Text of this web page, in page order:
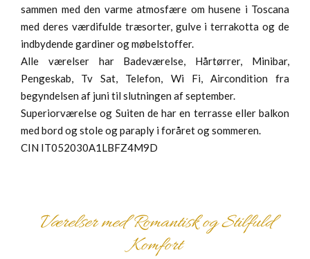
sammen med den varme atmosfære om husene i Toscana
med deres værdifulde træsorter, gulve i terrakotta og de
indbydende gardiner og møbelstoffer.
Alle værelser har Badeværelse, Hårtørrer, Minibar,
Pengeskab, Tv Sat, Telefon, Wi Fi, Aircondition fra
begyndelsen af ​​juni til slutningen af ​​september.
Superiorværelse og Suiten de har en terrasse eller balkon
med bord og stole og paraply i foråret og sommeren.
CIN IT052030A1LBFZ4M9D
Værelser med Romantisk og Stilfuld
Komfort